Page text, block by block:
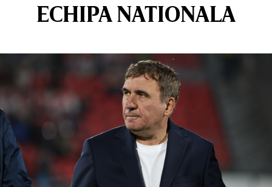
ECHIPA NATIONALA